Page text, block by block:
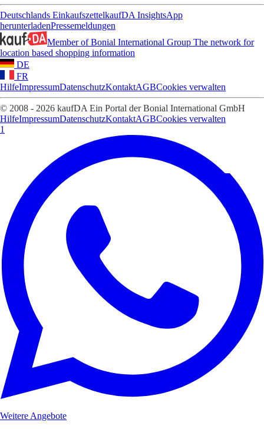
Deutschlands EinkaufszettelkaufDA InsightsApp
herunterladenPressemeldungen
Member of Bonial International Group The network for
location based shopping information
DE
FR
HilfeImpressumDatenschutzKontaktAGBCookies verwalten
© 2008 - 2026 kaufDA Ein Portal der Bonial International GmbH
HilfeImpressumDatenschutzKontaktAGBCookies verwalten
1
Weitere Angebote